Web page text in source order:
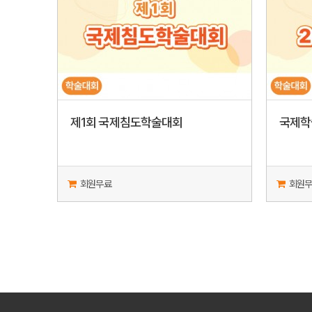
제1회 국제침도학술대회
회원무료
국제
회원